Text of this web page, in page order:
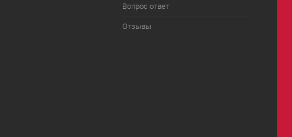
Вопрос ответ
Отзывы